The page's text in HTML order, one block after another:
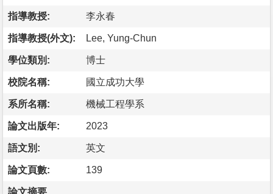
指導教授: 李永春
指導教授(外文): Lee, Yung-Chun
學位類別: 博士
校院名稱: 國立成功大學
系所名稱: 機械工程學系
論文出版年: 2023
語文別: 英文
論文頁數: 139
論文摘要